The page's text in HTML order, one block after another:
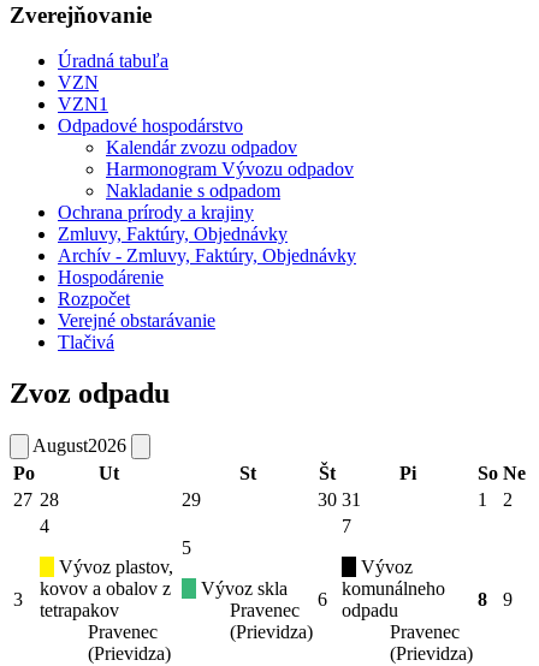
Zverejňovanie
Úradná tabuľa
VZN
VZN1
Odpadové hospodárstvo
Kalendár zvozu odpadov
Harmonogram Vývozu odpadov
Nakladanie s odpadom
Ochrana prírody a krajiny
Zmluvy, Faktúry, Objednávky
Archív - Zmluvy, Faktúry, Objednávky
Hospodárenie
Rozpočet
Verejné obstarávanie
Tlačivá
Zvoz odpadu
August2026
Po
Ut St Št Pi So Ne
27 28 29 30 31 1 2
3
4
Vývoz plastov,
kovov a obalov z
tetrapakov
Pravenec
(Prievidza)
5
Vývoz skla
Pravenec
(Prievidza)
6
7
Vývoz
komunálneho
odpadu
Pravenec
(Prievidza)
8 9